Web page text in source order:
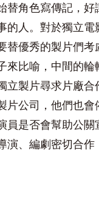
替角色寫傳記，好
的人。對於獨立
替優秀的製片們考
來比喻，中間的
製片尋求片廠合
片公司，他們也會
是否會幫助公關
演、編劇密切合